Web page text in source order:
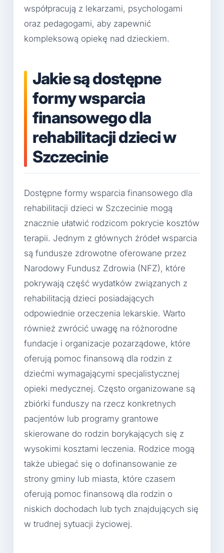
współpracują z lekarzami, psychologami
oraz pedagogami, aby zapewnić
kompleksową opiekę nad dzieckiem.
Jakie są dostępne
formy wsparcia
finansowego dla
rehabilitacji dzieci w
Szczecinie
Dostępne formy wsparcia finansowego dla
rehabilitacji dzieci w Szczecinie mogą
znacznie ułatwić rodzicom pokrycie kosztów
terapii. Jednym z głównych źródeł wsparcia
są fundusze zdrowotne oferowane przez
Narodowy Fundusz Zdrowia (NFZ), które
pokrywają część wydatków związanych z
rehabilitacją dzieci posiadających
odpowiednie orzeczenia lekarskie. Warto
również zwrócić uwagę na różnorodne
fundacje i organizacje pozarządowe, które
oferują pomoc finansową dla rodzin z
dziećmi wymagającymi specjalistycznej
opieki medycznej. Często organizowane są
zbiórki funduszy na rzecz konkretnych
pacjentów lub programy grantowe
skierowane do rodzin borykających się z
wysokimi kosztami leczenia. Rodzice mogą
także ubiegać się o dofinansowanie ze
strony gminy lub miasta, które czasem
oferują pomoc finansową dla rodzin o
niskich dochodach lub tych znajdujących się
w trudnej sytuacji życiowej.